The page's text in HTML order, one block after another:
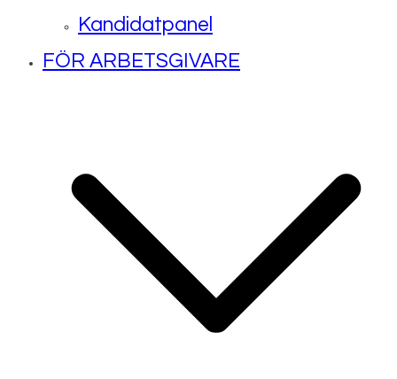
Kandidatpanel
FÖR ARBETSGIVARE